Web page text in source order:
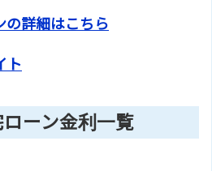
の詳細はこちら
ト
ローン金利一覧